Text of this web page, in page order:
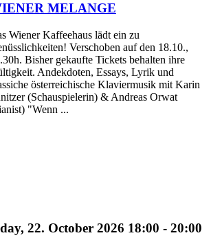
MELANGE
Wiener Kaffeehaus lädt ein zu
Verschoben auf den 18.10.,
Bisher gekaufte Tickets behalten ihre
Andekdoten, Essays, Lyrik und
österreichische Klaviermusik mit Karin
(Schauspielerin) & Andreas Orwat
"Wenn ...
22. October 2026 18:00 - 20:00